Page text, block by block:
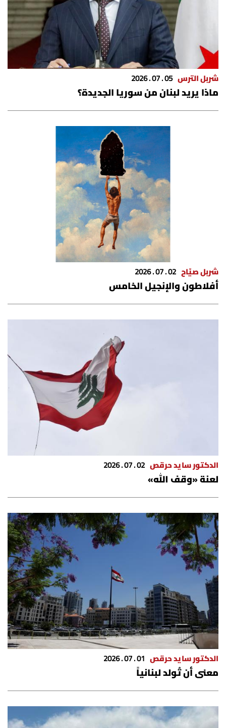
شربل الترس 05 . 07 . 2026
ماذا يريد لبنان من سوريا الجديدة؟
شربل صيّاح 02 . 07 . 2026
أفلاطون والإنجيل الخامس
الدكتور سايد حرقص 02 . 07 . 2026
لعنة «وقف الله»
الدكتور سايد حرقص 01 . 07 . 2026
​معنى أن تُولد لبنانياً